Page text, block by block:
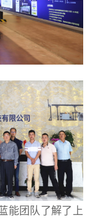
能团队了解了上